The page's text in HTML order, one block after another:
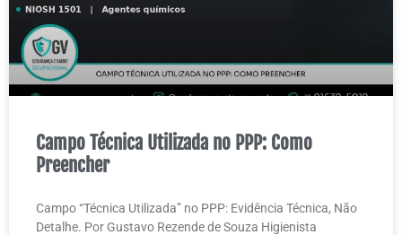
Campo Técnica Utilizada no PPP: Como
Preencher
Campo “Técnica Utilizada” no PPP: Evidência Técnica, Não
Detalhe. Por Gustavo Rezende de Souza Higienista